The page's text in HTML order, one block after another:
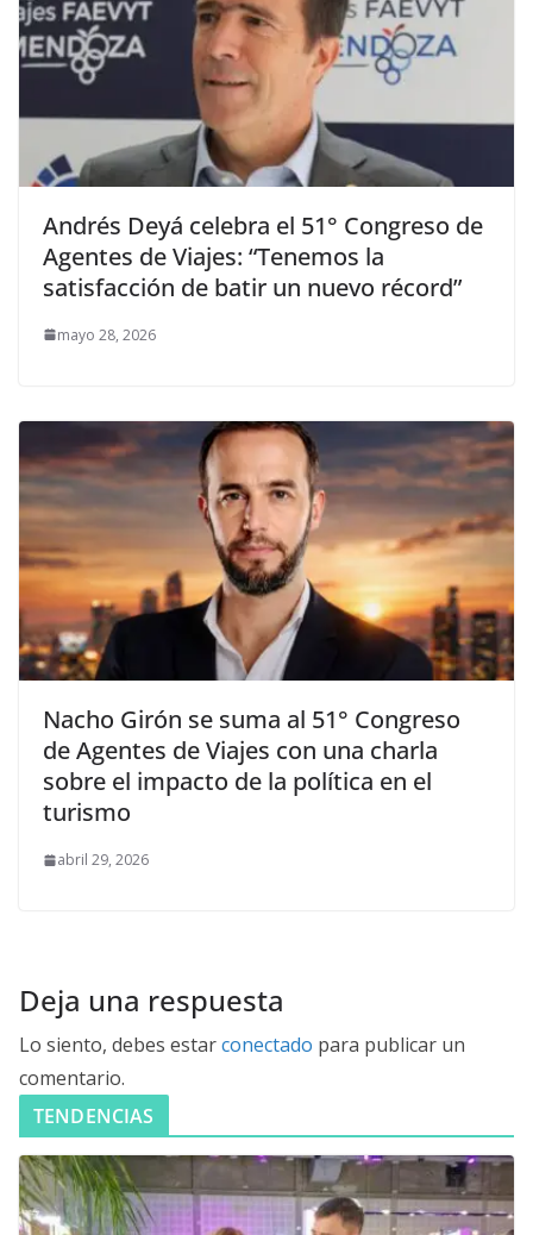
Andrés Deyá celebra el 51° Congreso de
Agentes de Viajes: “Tenemos la
satisfacción de batir un nuevo récord”
mayo 28, 2026
Nacho Girón se suma al 51° Congreso
de Agentes de Viajes con una charla
sobre el impacto de la política en el
turismo
abril 29, 2026
Deja una respuesta
Lo siento, debes estarconectado para publicar un
comentario.
TENDENCIAS